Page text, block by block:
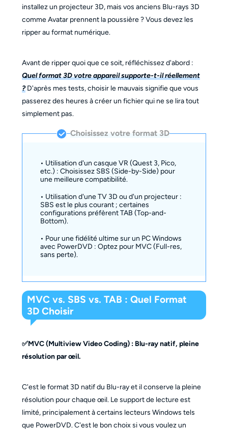
installez un projecteur 3D, mais vos anciens Blu-rays 3D
comme Avatar prennent la poussière ? Vous devez les
ripper au format numérique.
Avant de ripper quoi que ce soit, réfléchissez d'abord :
Quel format 3D votre appareil supporte-t-il réellement
?D'après mes tests, choisir le mauvais signifie que vous
passerez des heures à créer un fichier qui ne se lira tout
simplement pas.
Choisissez votre format 3D
• Utilisation d'un casque VR (Quest 3, Pico,
etc.) : Choisissez SBS (Side-by-Side) pour
une meilleure compatibilité.
• Utilisation d'une TV 3D ou d'un projecteur :
SBS est le plus courant ; certaines
configurations préfèrent TAB (Top-and-
Bottom).
• Pour une fidélité ultime sur un PC Windows
avec PowerDVD : Optez pour MVC (Full-res,
sans perte).
MVC vs. SBS vs. TAB : Quel Format
3D Choisir
✅MVC (Multiview Video Coding) : Blu-ray natif, pleine
résolution par œil.
C'est le format 3D natif du Blu-ray et il conserve la pleine
résolution pour chaque œil. Le support de lecture est
limité, principalement à certains lecteurs Windows tels
que PowerDVD. C'est le bon choix si vous voulez un